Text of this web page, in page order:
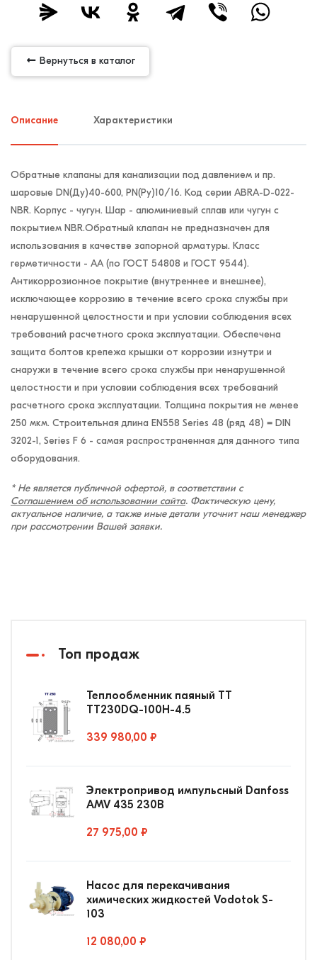
Вернуться в каталог
Описание Характеристики
Обратные клапаны для канализации под давлением и пр.
шаровые DN(Ду)40-600, PN(Ру)10/16. Код серии ABRA-D-022-
NBR. Корпус - чугун. Шар - алюминиевый сплав или чугун с
покрытием NBR.Обратный клапан не предназначен для
использования в качестве запорной арматуры. Класс
герметичности - АА (по ГОСТ 54808 и ГОСТ 9544).
Антикоррозионное покрытие (внутреннее и внешнее),
исключающее коррозию в течение всего срока службы при
ненарушенной целостности и при условии соблюдения всех
требований расчетного срока эксплуатации. Обеспечена
защита болтов крепежа крышки от коррозии изнутри и
снаружи в течение всего срока службы при ненарушенной
целостности и при условии соблюдения всех требований
расчетного срока эксплуатации. Толщина покрытия не менее
250 мкм. Строительная длина EN558 Series 48 (ряд 48) = DIN
3202-1, Series F 6 - самая распространенная для данного типа
оборудования.
* Не является публичной офертой, в соответствии с
Соглашением об использовании сайта. Фактическую цену,
актуальное наличие, а также иные детали уточнит наш менеджер
при рассмотрении Вашей заявки.
Топ продаж
Теплообменник паяный ТТ
ТТ230DQ-100Н-4.5
339 980,00 ₽
Электропривод импульсный Danfoss
AMV 435 230В
27 975,00 ₽
Насос для перекачивания
химических жидкостей Vodotok S-
103
12 080,00 ₽